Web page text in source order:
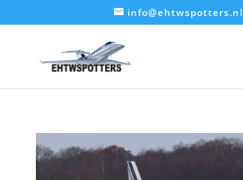
info@ehtwspotters.nl